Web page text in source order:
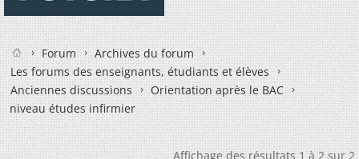
Forum
Archives du forum
Les forums des enseignants, étudiants et élèves
Anciennes discussions
Orientation après le BAC
niveau études infirmier
Affichage des résultats 1 à 2 sur 2